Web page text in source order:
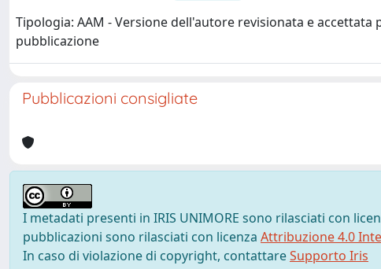
Tipologia: AAM - Versione dell'autore revisionata e accettata
pubblicazione
Pubblicazioni consigliate
I metadati presenti in IRIS UNIMORE sono rilasciati con
pubblicazioni sono rilasciati con licenza Attribuzione 4.0
In caso di violazione di copyright, contattareSupporto Iris